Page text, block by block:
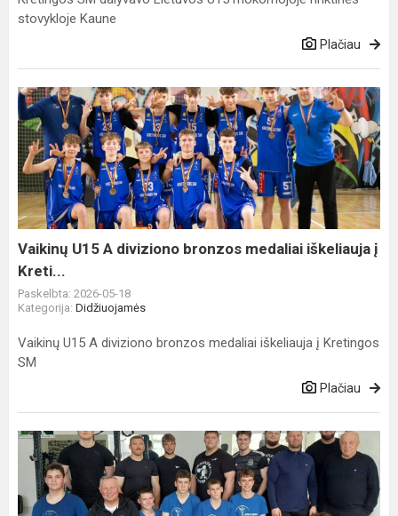
stovykloje Kaune
Plačiau
Vaikinų
U15
A
diviziono
bronzos
medaliai
iškeliauja
į
Kreti...
Vaikinų U15 A diviziono bronzos medaliai iškeliauja į
Kreti...
Paskelbta: 2026-05-18
Kategorija: Didžiuojamės
Vaikinų U15 A diviziono bronzos medaliai iškeliauja į Kretingos
SM
Plačiau
Kretingos
sporto
mokyklos
auklėtiniai